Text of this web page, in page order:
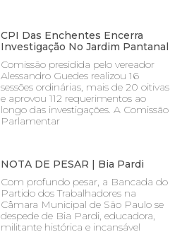
CPI Das Enchentes Encerra
Investigação No Jardim Pantanal
Comissão presidida pelo vereador
Alessandro Guedes realizou 16
sessões ordinárias, mais de 20 oitivas
e aprovou 112 requerimentos ao
longo das investigações. A Comissão
Parlamentar
NOTA DE PESAR | Bia Pardi
Com profundo pesar, a Bancada do
Partido dos Trabalhadores na
Câmara Municipal de São Paulo se
despede de Bia Pardi, educadora,
militante histórica e incansável